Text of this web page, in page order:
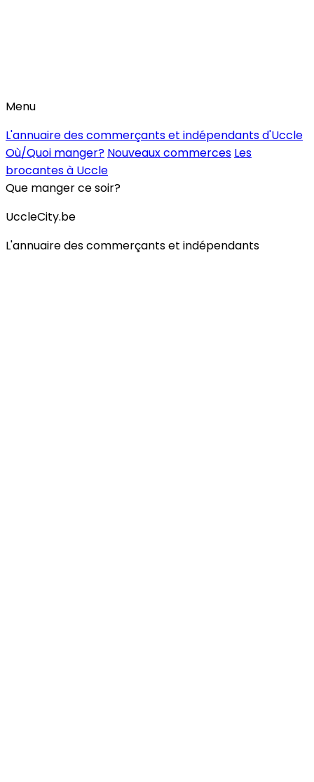
Menu
L'annuaire des commerçants et indépendants d'Uccle
Où/Quoi manger? Nouveaux commerces Les
brocantes à Uccle
Que manger ce soir?
UccleCity.be
L'annuaire des commerçants et indépendants